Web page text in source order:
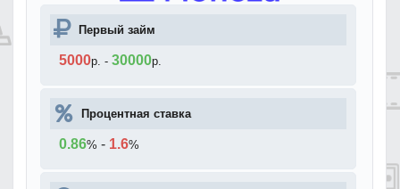
Первый займ
5000р. - 30000р.
Процентная ставка
0.86% - 1.6%